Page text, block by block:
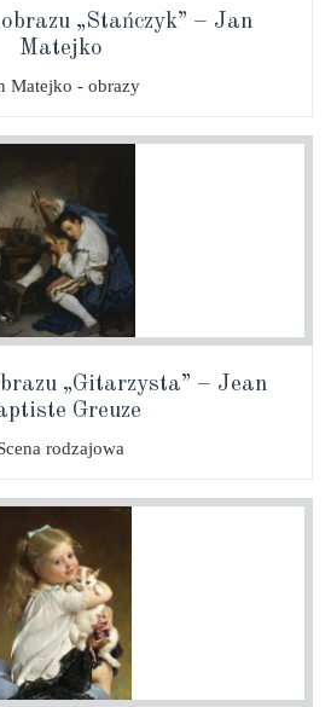
„Stańczyk” – Jan
Matejko
Matejko - obrazy
„Gitarzysta” – Jean
Greuze
rodzajowa